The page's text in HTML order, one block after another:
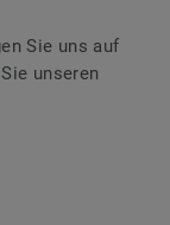
Sie uns auf
unseren